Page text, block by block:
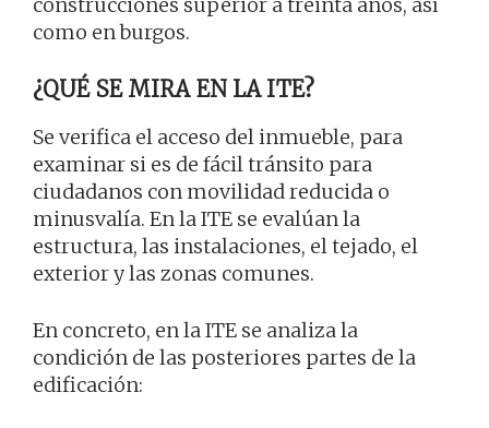
construcciones superior a treinta años, así
como en burgos.
¿QUÉ SE MIRA EN LA ITE?
Se verifica el acceso del inmueble, para
examinar si es de fácil tránsito para
ciudadanos con movilidad reducida o
minusvalía. En la ITE se evalúan la
estructura, las instalaciones, el tejado, el
exterior y las zonas comunes.
En concreto, en la ITE se analiza la
condición de las posteriores partes de la
edificación: